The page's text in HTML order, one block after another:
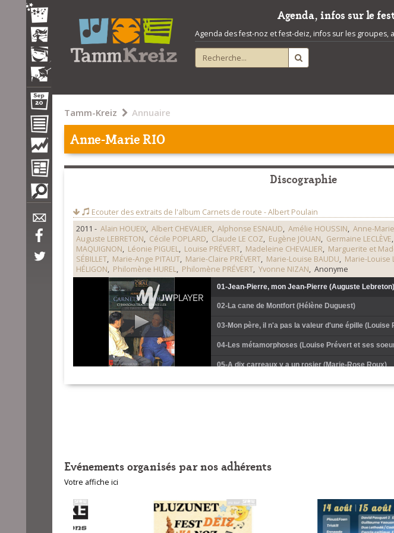
Agenda, infos sur le
Agenda des fest-noz et fest-deiz, infos sur les groupes,
Tamm-Kreiz Annuaire
Anne-Marie RIO
Discographie
Ecouter des extraits de l'album Carnets de route - Albert Poulain
2011 - Alain HOUEIX, Albert CHEVALIER, Alphonse ESNAUD, Amélie HOUSSIN, Anne-
Auguste LEBRETON, Cécile POPLARD, Claude LE COZ, Eugène JOUAN, Germaine LECLÈVE,
MAQUIGNON, Léonie PIGUEL, Louise PRÉVERT, Madeleine CHEVALIER, Marguerite et
SÉBILLET, Marie-Ange PITAUT, Marie-Claire PRÉVERT, Marie-Louise BAUDU, Marie-Louise
HÉLIGON, Philomène HUREL, Philomène PRÉVERT, Yvonne NIZAN, Anonyme
01-Jean-Pierre, mon Jean-Pierre (Auguste Lebreton)
02-La cane de Montfort (Hélène Duguest)
03-Mon père, il n'a pas la valeur d'une épille (Louise
04-Les métamorphoses (Louise Prévert et ses
05-A dix carreaux y a un rosier (Marie-Rose Roux)
06-Les garçons amoureux (Marie-Ange Pitaut)
10-J'ai promis à ma chère amie (Eugène Jouan)
12-Y en a dix trainous (Marie Sébillet)
13-C'est entre vous mes jeunes filles (Germaine
Evénements organisés par nos adhérents
Votre affiche ici